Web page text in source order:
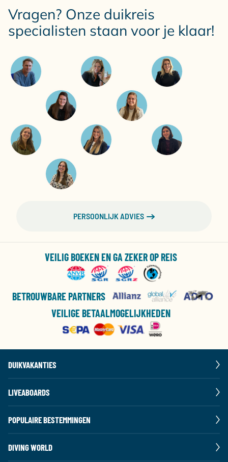
Vragen? Onze duikreis
specialisten staan voor je klaar!
PERSOONLIJK ADVIES
VEILIG BOEKEN EN GA ZEKER OP REIS
BETROUWBARE PARTNERS
VEILIGE BETAALMOGELIJKHEDEN
DUIKVAKANTIES
LIVEABOARDS
POPULAIRE BESTEMMINGEN
DIVING WORLD